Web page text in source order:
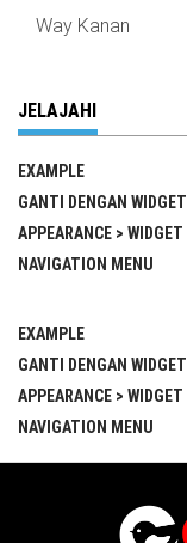
Way Kanan
JELAJAHI
EXAMPLE
GANTI DENGAN WIDGET
APPEARANCE > WIDGET
NAVIGATION MENU
EXAMPLE
GANTI DENGAN WIDGET
APPEARANCE > WIDGET
NAVIGATION MENU